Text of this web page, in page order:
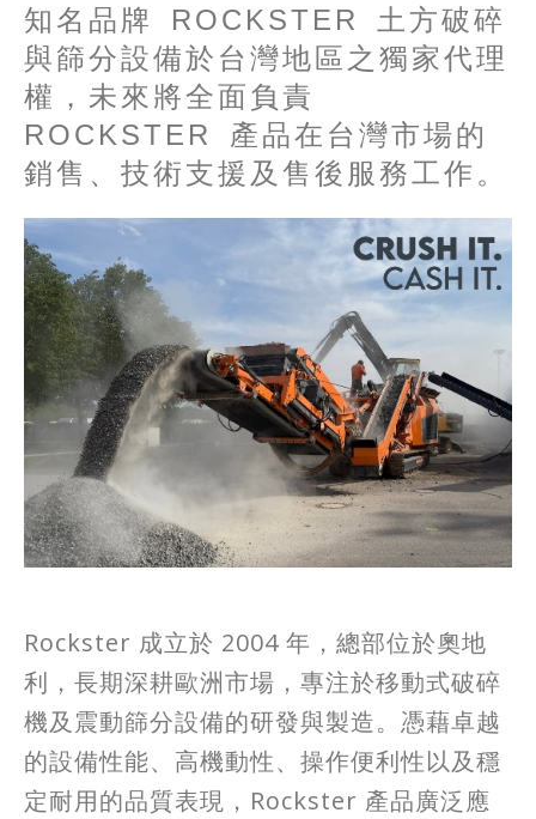
知名品牌 ROCKSTER 土方破碎
與篩分設備於台灣地區之獨家代理
權，未來將全面負責
ROCKSTER 產品在台灣市場的
銷售、技術支援及售後服務工作。
Rockster 成立於 2004 年，總部位於奧地
利，長期深耕歐洲市場，專注於移動式破碎
機及震動篩分設備的研發與製造。憑藉卓越
的設備性能、高機動性、操作便利性以及穩
定耐用的品質表現，Rockster 產品廣泛應